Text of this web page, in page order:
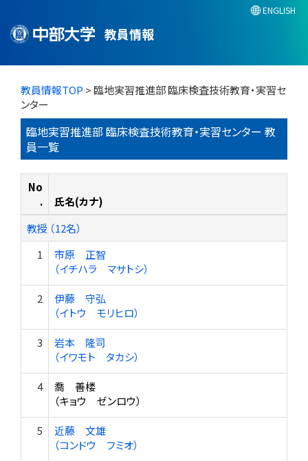
教員情報
ENGLISH
教員情報TOP > 臨地実習推進部 臨床検査技術教育・実習セ
ンター
臨地実習推進部 臨床検査技術教育・実習センター 教
員一覧
No
.
氏名(カナ)
教授 （12名）
1
市原 正智
（イチハラ マサトシ）
2
伊藤 守弘
（イトウ モリヒロ）
3
岩本 隆司
（イワモト タカシ）
4
喬 善楼
（キョウ ゼンロウ）
5
近藤 文雄
（コンドウ フミオ）